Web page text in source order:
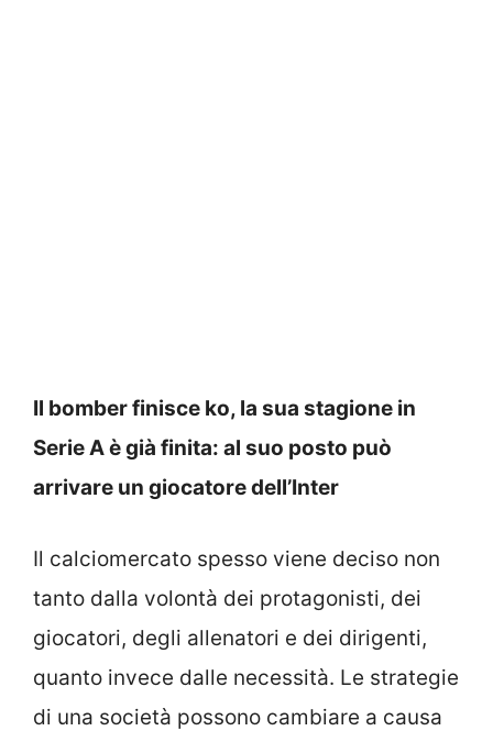
Il bomber finisce ko, la sua stagione in
Serie A è già finita: al suo posto può
arrivare un giocatore dell’Inter
Il calciomercato spesso viene deciso non
tanto dalla volontà dei protagonisti, dei
giocatori, degli allenatori e dei dirigenti,
quanto invece dalle necessità. Le strategie
di una società possono cambiare a causa